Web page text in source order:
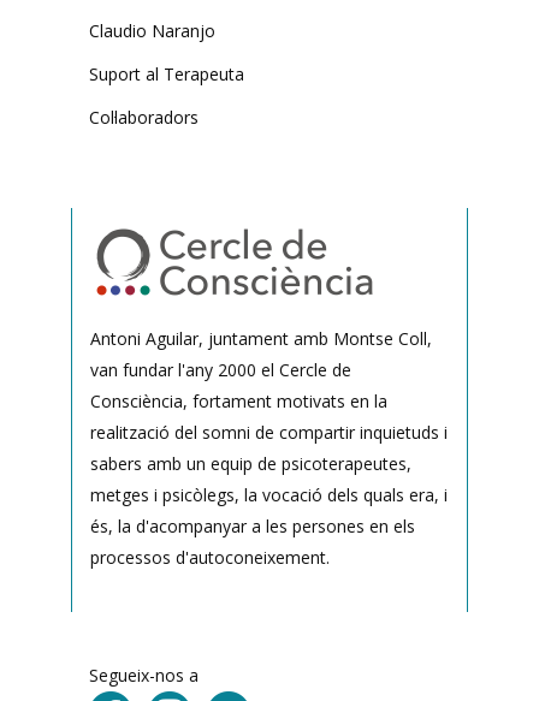
Claudio Naranjo
Suport al Terapeuta
Col·laboradors
Antoni Aguilar, juntament amb Montse Coll,
van fundar l'any 2000 el Cercle de
Consciència, fortament motivats en la
realització del somni de compartir inquietuds i
sabers amb un equip de psicoterapeutes,
metges i psicòlegs, la vocació dels quals era, i
és, la d'acompanyar a les persones en els
processos d'autoconeixement.
Segueix-nos a